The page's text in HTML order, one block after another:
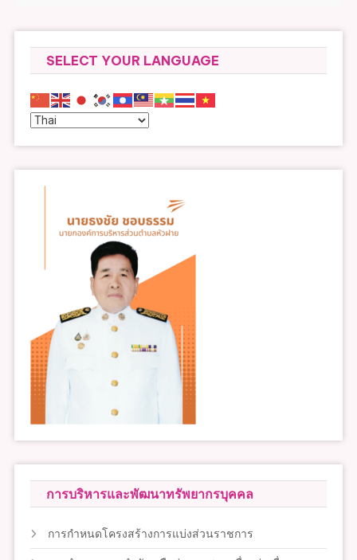
SELECT YOUR LANGUAGE
การบริหารและพัฒนาทรัพยากรบุคคล
การกำหนดโครงสร้างการแบ่งส่วนราชการ